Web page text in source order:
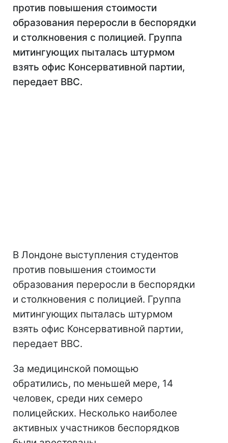
против повышения стоимости
образования переросли в беспорядки
и столкновения с полицией. Группа
митингующих пыталась штурмом
взять офис Консервативной партии,
передает BBC.
В Лондоне выступления студентов
против повышения стоимости
образования переросли в беспорядки
и столкновения с полицией. Группа
митингующих пыталась штурмом
взять офис Консервативной партии,
передает BBC.
За медицинской помощью
обратились, по меньшей мере, 14
человек, среди них семеро
полицейских. Несколько наиболее
активных участников беспорядков